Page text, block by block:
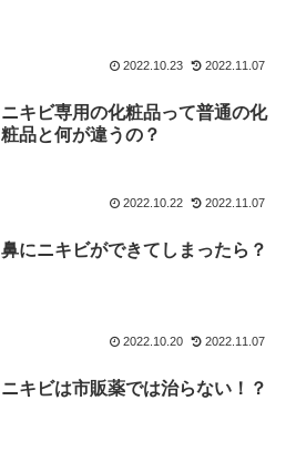
2022.10.23 2022.11.07
ニキビ専用の化粧品って普通の化
粧品と何が違うの？
2022.10.22 2022.11.07
鼻にニキビができてしまったら？
2022.10.20 2022.11.07
ニキビは市販薬では治らない！？